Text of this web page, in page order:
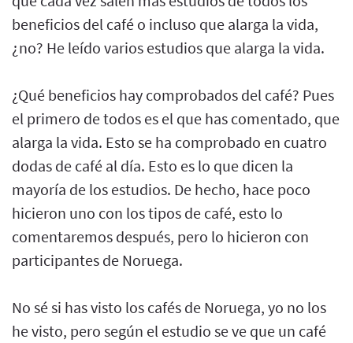
beneficios del café o incluso que alarga la vida,
¿no? He leído varios estudios que alarga la vida.
¿Qué beneficios hay comprobados del café? Pues
el primero de todos es el que has comentado, que
alarga la vida. Esto se ha comprobado en cuatro
dodas de café al día. Esto es lo que dicen la
mayoría de los estudios. De hecho, hace poco
hicieron uno con los tipos de café, esto lo
comentaremos después, pero lo hicieron con
participantes de Noruega.
No sé si has visto los cafés de Noruega, yo no los
he visto, pero según el estudio se ve que un café